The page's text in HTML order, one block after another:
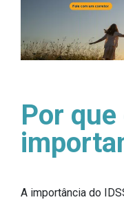
Por que
A importância do